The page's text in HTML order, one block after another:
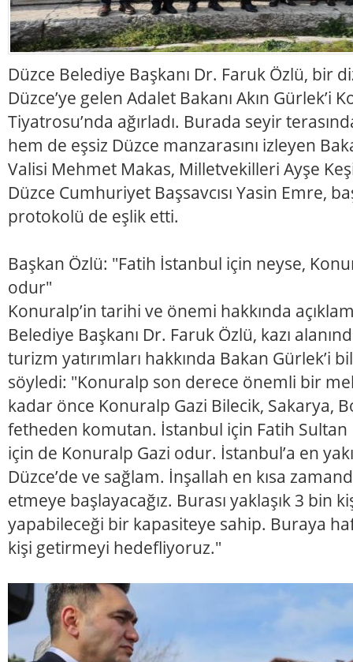
Düzce Belediye Başkanı Dr. Faruk Özlü, bir
Düzce’ye gelen Adalet Bakanı Akın Gürlek’i
Tiyatrosu’nda ağırladı. Burada seyir
hem de eşsiz Düzce manzarasını izleyen
Valisi Mehmet Makas, Milletvekilleri Ayşe
Düzce Cumhuriyet Başsavcısı Yasin Emre,
protokolü de eşlik etti.
Başkan Özlü: "Fatih İstanbul için neyse,
odur"
Konuralp’in tarihi ve önemi hakkında
Belediye Başkanı Dr. Faruk Özlü, kazı
turizm yatırımları hakkında Bakan Gürlek’i
söyledi: "Konuralp son derece önemli bir
kadar önce Konuralp Gazi Bilecik, Sakarya,
fetheden komutan. İstanbul için Fatih Sultan
için de Konuralp Gazi odur. İstanbul’a en
Düzce’de ve sağlam. İnşallah en kısa
etmeye başlayacağız. Burası yaklaşık 3 bin
yapabileceği bir kapasiteye sahip. Buraya
kişi getirmeyi hedefliyoruz."